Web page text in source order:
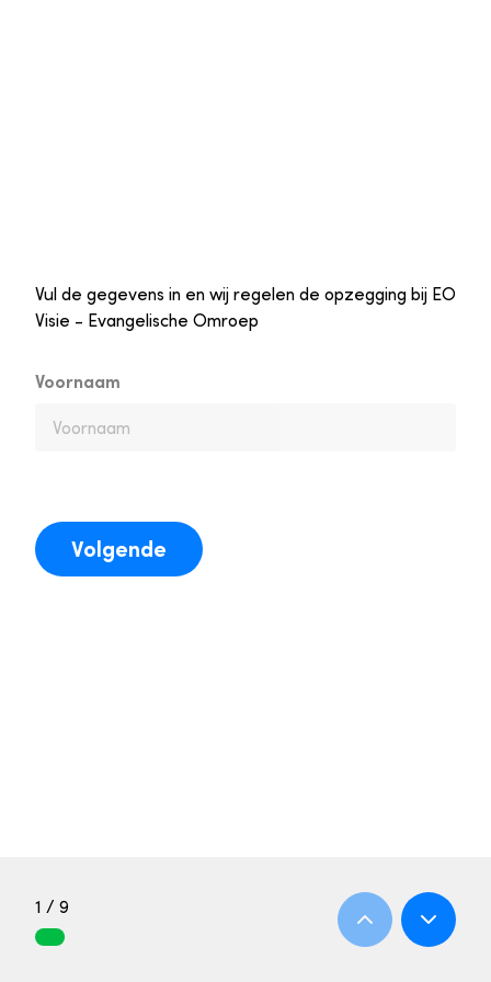
Vul de gegevens in en wij regelen de opzegging bij EO
Visie - Evangelische Omroep
Voornaam
Volgende
1 / 9